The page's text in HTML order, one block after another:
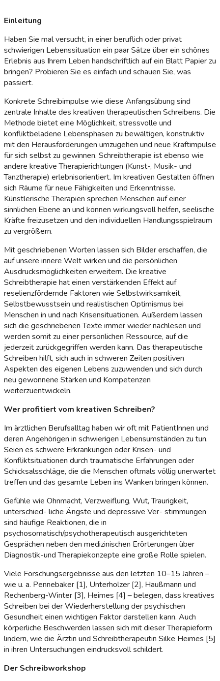
Einleitung
Haben Sie mal versucht, in einer beruflich oder privat
schwierigen Lebenssituation ein paar Sätze über ein schönes
Erlebnis aus Ihrem Leben handschriftlich auf ein Blatt Papier zu
bringen? Probieren Sie es einfach und schauen Sie, was
passiert.
Konkrete Schreibimpulse wie diese Anfangsübung sind
zentrale Inhalte des kreativen therapeutischen Schreibens. Die
Methode bietet eine Möglichkeit, stressvolle und
konfliktbeladene Lebensphasen zu bewältigen, konstruktiv
mit den Herausforderungen umzugehen und neue Kraftimpulse
für sich selbst zu gewinnen. Schreibtherapie ist ebenso wie
andere kreative Therapierichtungen (Kunst-, Musik- und
Tanztherapie) erlebnisorientiert. Im kreativen Gestalten öffnen
sich Räume für neue Fähigkeiten und Erkenntnisse.
Künstlerische Therapien sprechen Menschen auf einer
sinnlichen Ebene an und können wirkungsvoll helfen, seelische
Kräfte freizusetzen und den individuellen Handlungsspielraum
zu vergrößern.
Mit geschriebenen Worten lassen sich Bilder erschaffen, die
auf unsere innere Welt wirken und die persönlichen
Ausdrucksmöglichkeiten erweitern. Die kreative
Schreibtherapie hat einen verstärkenden Effekt auf
reselienzfördernde Faktoren wie Selbstwirksamkeit,
Selbstbewusstsein und realistischen Optimismus bei
Menschen in und nach Krisensituationen. Außerdem lassen
sich die geschriebenen Texte immer wieder nachlesen und
werden somit zu einer persönlichen Ressource, auf die
jederzeit zurückgegriffen werden kann. Das therapeutische
Schreiben hilft, sich auch in schweren Zeiten positiven
Aspekten des eigenen Lebens zuzuwenden und sich durch
neu gewonnene Stärken und Kompetenzen
weiterzuentwickeln.
Wer profitiert vom kreativen Schreiben?
Im ärztlichen Berufsalltag haben wir oft mit PatientInnen und
deren Angehörigen in schwierigen Lebensumständen zu tun.
Seien es schwere Erkrankungen oder Krisen- und
Konfliktsituationen durch traumatische Erfahrungen oder
Schicksalsschläge, die die Menschen oftmals völlig unerwartet
treffen und das gesamte Leben ins Wanken bringen können.
Gefühle wie Ohnmacht, Verzweiflung, Wut, Traurigkeit,
unterschied- liche Ängste und depressive Ver- stimmungen
sind häufige Reaktionen, die in
psychosomatisch/psychotherapeutisch ausgerichteten
Gesprächen neben den medizinischen Erörterungen über
Diagnostik-und Therapiekonzepte eine große Rolle spielen.
Viele Forschungsergebnisse aus den letzten 10–15 Jahren –
wie u. a. Pennebaker [1], Unterholzer [2], Haußmann und
Rechenberg-Winter [3], Heimes [4] – belegen, dass kreatives
Schreiben bei der Wiederherstellung der psychischen
Gesundheit einen wichtigen Faktor darstellen kann. Auch
körperliche Beschwerden lassen sich mit dieser Therapieform
lindern, wie die Ärztin und Schreibtherapeutin Silke Heimes [5]
in ihren Untersuchungen eindrucksvoll schildert.
Der Schreibworkshop